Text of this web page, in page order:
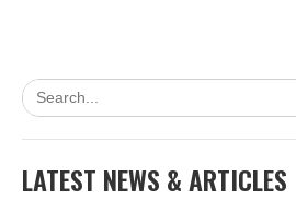
LATEST NEWS & ARTICLES